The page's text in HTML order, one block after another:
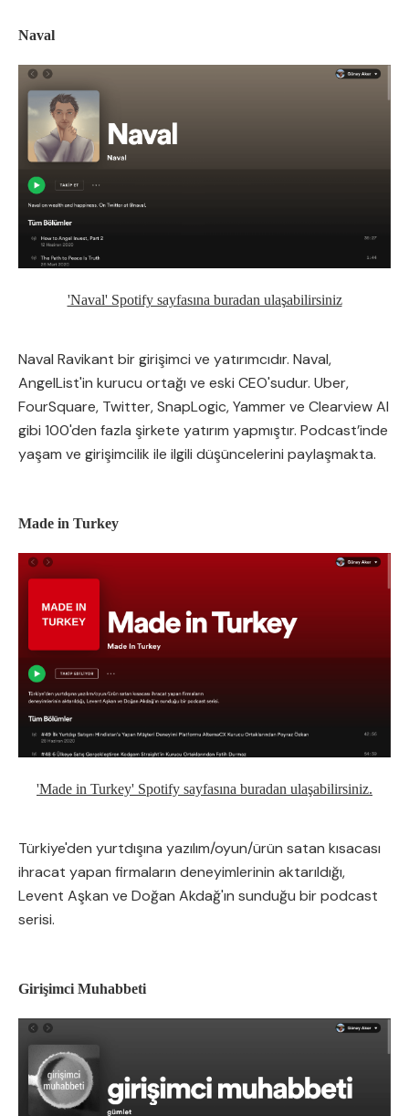
Naval
'Naval' Spotify sayfasına buradan ulaşabilirsiniz
Naval Ravikant bir girişimci ve yatırımcıdır. Naval,
AngelList'in kurucu ortağı ve eski CEO'sudur. Uber,
FourSquare, Twitter, SnapLogic, Yammer ve Clearview AI
gibi 100'den fazla şirkete yatırım yapmıştır. Podcast’inde
yaşam ve girişimcilik ile ilgili düşüncelerini paylaşmakta.
Made in Turkey
'Made in Turkey' Spotify sayfasına buradan ulaşabilirsiniz.
Türkiye'den yurtdışına yazılım/oyun/ürün satan kısacası
ihracat yapan firmaların deneyimlerinin aktarıldığı,
Levent Aşkan ve Doğan Akdağ'ın sunduğu bir podcast
serisi.
Girişimci Muhabbeti